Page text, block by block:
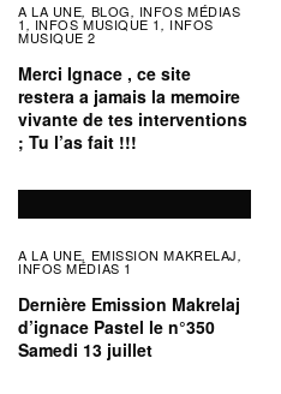
A LA UNE, BLOG, INFOS MÉDIAS
1 , INFOS MUSIQUE 1 , INFOS
MUSIQUE 2
Merci Ignace , ce site
restera a jamais la memoire
vivante de tes interventions
; Tu l’as fait !!!
A LA UNE, EMISSION MAKRELAJ,
INFOS MÉDIAS 1
Dernière Emission Makrelaj
d’ignace Pastel le n°350
Samedi 13 juillet